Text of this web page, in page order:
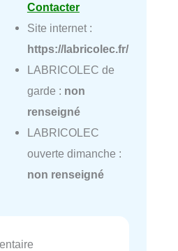
Contacter
Site internet :
https://labricolec.fr/
LABRICOLEC de
garde : non
renseigné
LABRICOLEC
ouverte dimanche :
non renseigné